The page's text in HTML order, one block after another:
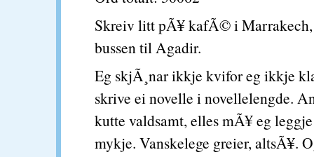
Skreiv litt pÃ¥ kafÃ© i Marrakech,
bussen til Agadir.
Eg skjÃ¸nar ikkje kvifor eg ikkje
skrive ei novelle i novellelengde.
kutte valdsamt, elles mÃ¥ eg
mykje. Vanskelege greier, altsÃ¥.